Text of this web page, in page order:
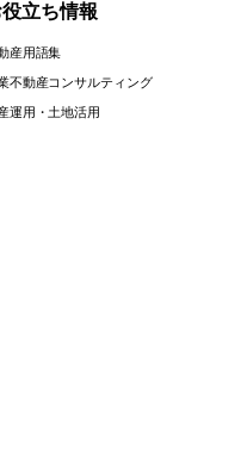
立ち情報
産用語集
不動産コンサルティング
運用・土地活用